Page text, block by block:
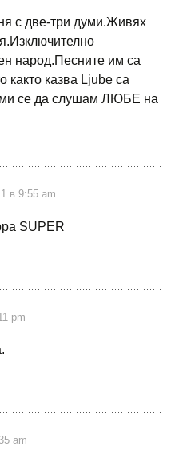
с две-три думи.Живях
народ.Песните им са
както казва Ljube са
се да слушам ЛЮБЕ на
в 9:55 am
SUPER
pm
am